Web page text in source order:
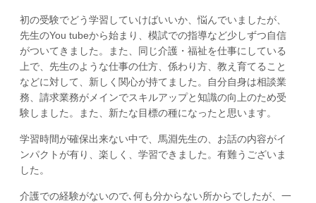
初の受験でどう学習していけばいいか、悩んでいましたが、
先生のYou tubeから始まり、模試での指導など少しずつ自信
がついてきました。また、同じ介護・福祉を仕事にしている
上で、先生のような仕事の仕方、係わり方、教え育てること
などに対して、新しく関心が持てました。自分自身は相談業
務、請求業務がメインでスキルアップと知識の向上のため受
験しました。また、新たな目標の種になったと思います。
学習時間が確保出来ない中で、馬淵先生の、お話の内容がイ
ンパクトが有り、楽しく、学習できました。有難うございま
した。
介護での経験がないので､何も分からない所からでしたが、一